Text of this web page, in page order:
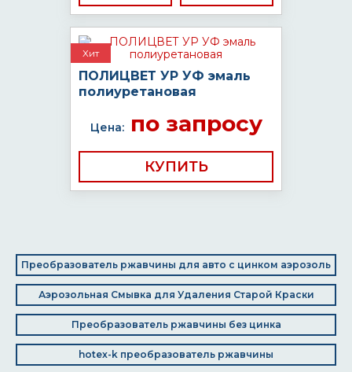
Хит
ПОЛИЦВЕТ УР УФ эмаль
полиуретановая
Цена:по запросу
КУПИТЬ
Преобразователь ржавчины для авто с цинком аэрозоль
Аэрозольная Смывка для Удаления Старой Краски
Преобразователь ржавчины без цинка
hotex-k преобразователь ржавчины